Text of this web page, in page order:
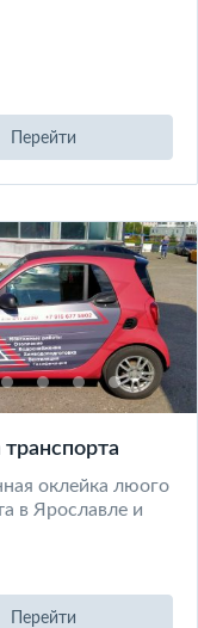
Перейти
оклейка люого
в Ярославле и
Перейти